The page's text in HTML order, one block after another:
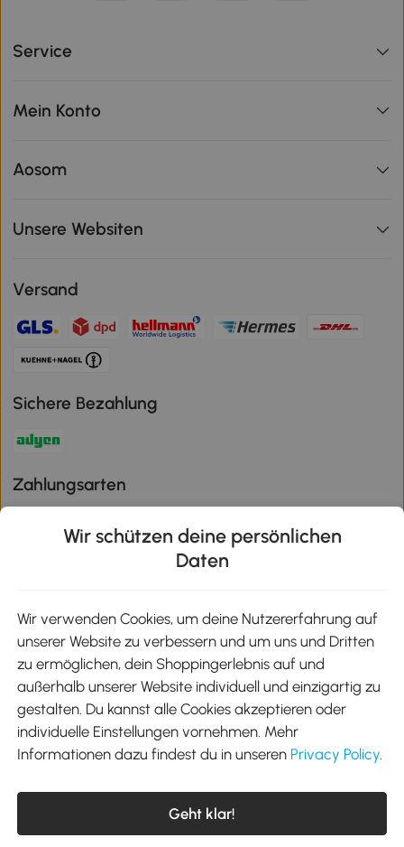
Service
Mein Konto
Aosom
Unsere Websiten
Versand
Sichere Bezahlung
Zahlungsarten
Aosom-App
Google Play
Tel.: +49 40 87408465
kontakt@aosom.de
Telefonservice Mo.-Fr. 9:00-17:30 Uhr
Wir schützen deine persönlichen
Daten
Wir verwenden Cookies, um deine Nutzererfahrung auf
unserer Website zu verbessern und um uns und Dritten
zu ermöglichen, dein Shoppingerlebnis auf und
außerhalb unserer Website individuell und einzigartig zu
gestalten. Du kannst alle Cookies akzeptieren oder
individuelle Einstellungen vornehmen. Mehr
Informationen dazu findest du in unseren Privacy Policy.
Geht klar!